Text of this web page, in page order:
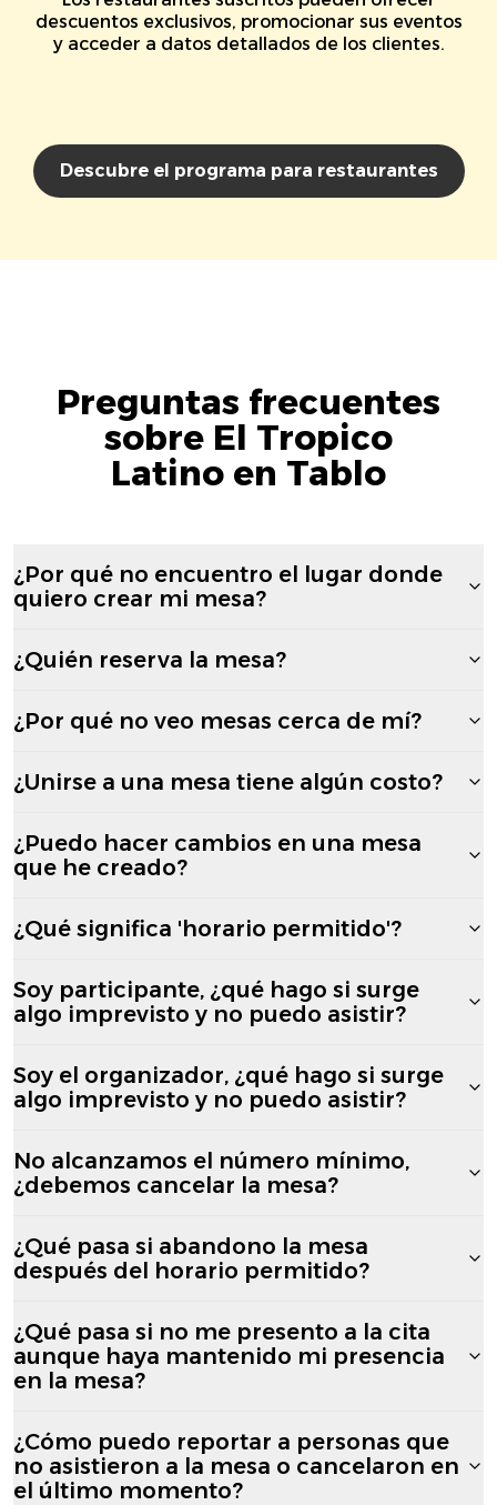
descuentos exclusivos, promocionar sus eventos
y acceder a datos detallados de los clientes.
Descubre el programa para restaurantes
Preguntas frecuentes
sobre El Tropico
Latino en Tablo
¿Por qué no encuentro el lugar donde
quiero crear mi mesa?
¿Quién reserva la mesa?
¿Por qué no veo mesas cerca de mí?
¿Unirse a una mesa tiene algún costo?
¿Puedo hacer cambios en una mesa
que he creado?
¿Qué significa 'horario permitido'?
Soy participante, ¿qué hago si surge
algo imprevisto y no puedo asistir?
Soy el organizador, ¿qué hago si surge
algo imprevisto y no puedo asistir?
No alcanzamos el número mínimo,
¿debemos cancelar la mesa?
¿Qué pasa si abandono la mesa
después del horario permitido?
¿Qué pasa si no me presento a la cita
aunque haya mantenido mi presencia
en la mesa?
¿Cómo puedo reportar a personas que
no asistieron a la mesa o cancelaron en
el último momento?